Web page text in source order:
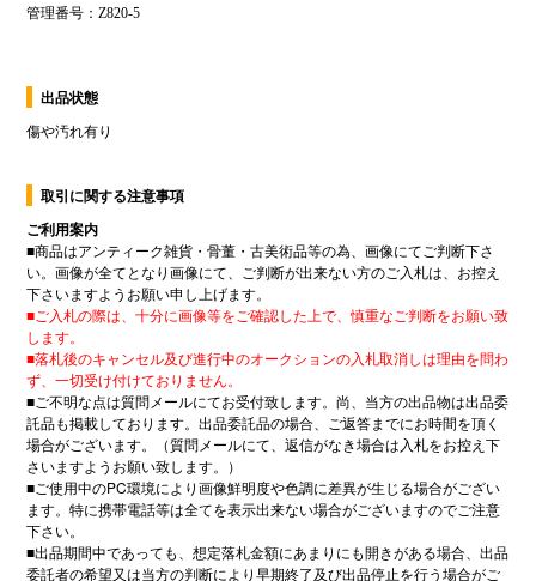
出品状態
傷や汚れ有り
取引に関する注意事項
ご利用案内
■商品はアンティーク雑貨・骨董・古美術品等の為、画像にてご判断下さ
い。画像が全てとなり画像にて、ご判断が出来ない方のご入札は、お控え
下さいますようお願い申し上げます。
■ご入札の際は、十分に画像等をご確認した上で、慎重なご判断をお願い致
します。
■落札後のキャンセル及び進行中のオークションの入札取消しは理由を問わ
ず、一切受け付けておりません。
■ご不明な点は質問メールにてお受付致します。尚、当方の出品物は出品委
託品も掲載しております。出品委託品の場合、ご返答までにお時間を頂く
場合がございます。（質問メールにて、返信がなき場合は入札をお控え下
さいますようお願い致します。）
■ご使用中のPC環境により画像鮮明度や色調に差異が生じる場合がござい
ます。特に携帯電話等は全てを表示出来ない場合がございますのでご注意
下さい。
■出品期間中であっても、想定落札金額にあまりにも開きがある場合、出品
委託者の希望又は当方の判断により早期終了及び出品停止を行う場合がご